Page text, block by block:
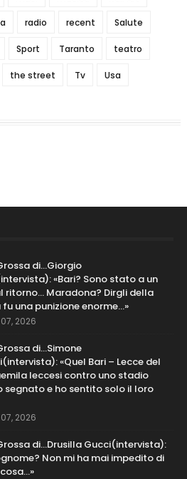
radio recent Salute
Sport Taranto teatro
the street Tv Usa
di…Giorgio
«Bari? Sono stato a un
ritorno... Maradona? Dirgli della
una punizione enorme…»
2026
di…Simone
«Quel Bari – Lecce del
leccesi contro uno stadio
segnato e ho sentito solo il loro
2026
di…Drusilla Gucci(intervista):
Non mi ha mai impedito di